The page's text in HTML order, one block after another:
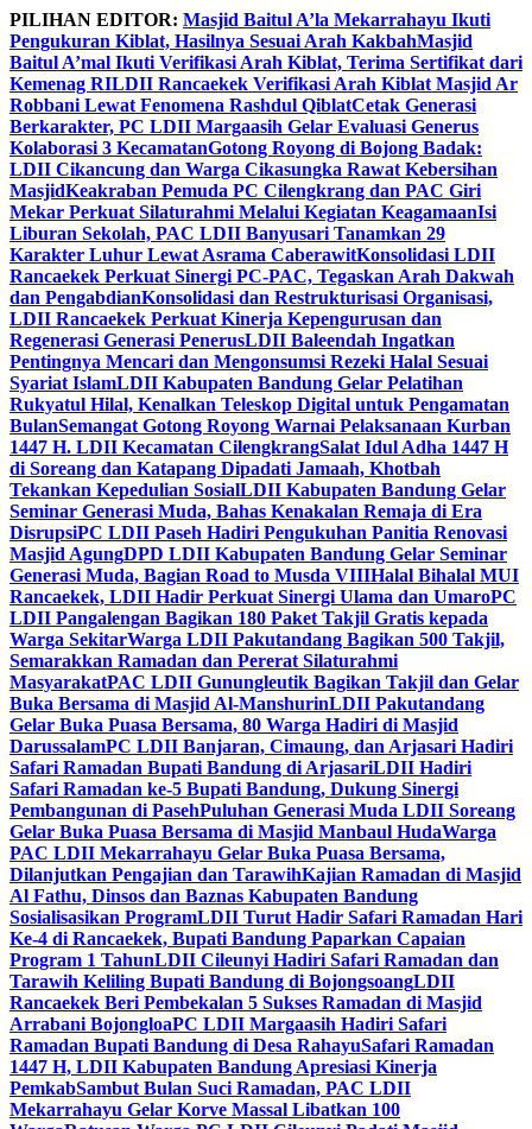
Skip
to
content
PILIHAN EDITOR: Masjid Baitul A’la Mekarrahayu Ikuti
Pengukuran Kiblat, Hasilnya Sesuai Arah KakbahMasjid
Baitul A’mal Ikuti Verifikasi Arah Kiblat, Terima Sertifikat dari
Kemenag RILDII Rancaekek Verifikasi Arah Kiblat Masjid Ar
Robbani Lewat Fenomena Rashdul QiblatCetak Generasi
Berkarakter, PC LDII Margaasih Gelar Evaluasi Generus
Kolaborasi 3 KecamatanGotong Royong di Bojong Badak:
LDII Cikancung dan Warga Cikasungka Rawat Kebersihan
MasjidKeakraban Pemuda PC Cilengkrang dan PAC Giri
Mekar Perkuat Silaturahmi Melalui Kegiatan KeagamaanIsi
Liburan Sekolah, PAC LDII Banyusari Tanamkan 29
Karakter Luhur Lewat Asrama CaberawitKonsolidasi LDII
Rancaekek Perkuat Sinergi PC-PAC, Tegaskan Arah Dakwah
dan PengabdianKonsolidasi dan Restrukturisasi Organisasi,
LDII Rancaekek Perkuat Kinerja Kepengurusan dan
Regenerasi Generasi PenerusLDII Baleendah Ingatkan
Pentingnya Mencari dan Mengonsumsi Rezeki Halal Sesuai
Syariat IslamLDII Kabupaten Bandung Gelar Pelatihan
Rukyatul Hilal, Kenalkan Teleskop Digital untuk Pengamatan
BulanSemangat Gotong Royong Warnai Pelaksanaan Kurban
1447 H. LDII Kecamatan CilengkrangSalat Idul Adha 1447 H
di Soreang dan Katapang Dipadati Jamaah, Khotbah
Tekankan Kepedulian SosialLDII Kabupaten Bandung Gelar
Seminar Generasi Muda, Bahas Kenakalan Remaja di Era
DisrupsiPC LDII Paseh Hadiri Pengukuhan Panitia Renovasi
Masjid AgungDPD LDII Kabupaten Bandung Gelar Seminar
Generasi Muda, Bagian Road to Musda VIIIHalal Bihalal MUI
Rancaekek, LDII Hadir Perkuat Sinergi Ulama dan UmaroPC
LDII Pangalengan Bagikan 180 Paket Takjil Gratis kepada
Warga SekitarWarga LDII Pakutandang Bagikan 500 Takjil,
Semarakkan Ramadan dan Pererat Silaturahmi
MasyarakatPAC LDII Gunungleutik Bagikan Takjil dan Gelar
Buka Bersama di Masjid Al-ManshurinLDII Pakutandang
Gelar Buka Puasa Bersama, 80 Warga Hadiri di Masjid
DarussalamPC LDII Banjaran, Cimaung, dan Arjasari Hadiri
Safari Ramadan Bupati Bandung di ArjasariLDII Hadiri
Safari Ramadan ke-5 Bupati Bandung, Dukung Sinergi
Pembangunan di PasehPuluhan Generasi Muda LDII Soreang
Gelar Buka Puasa Bersama di Masjid Manbaul HudaWarga
PAC LDII Mekarrahayu Gelar Buka Puasa Bersama,
Dilanjutkan Pengajian dan TarawihKajian Ramadan di Masjid
Al Fathu, Dinsos dan Baznas Kabupaten Bandung
Sosialisasikan ProgramLDII Turut Hadir Safari Ramadan Hari
Ke-4 di Rancaekek, Bupati Bandung Paparkan Capaian
Program 1 TahunLDII Cileunyi Hadiri Safari Ramadan dan
Tarawih Keliling Bupati Bandung di BojongsoangLDII
Rancaekek Beri Pembekalan 5 Sukses Ramadan di Masjid
Arrabani BojongloaPC LDII Margaasih Hadiri Safari
Ramadan Bupati Bandung di Desa RahayuSafari Ramadan
1447 H, LDII Kabupaten Bandung Apresiasi Kinerja
PemkabSambut Bulan Suci Ramadan, PAC LDII
Mekarrahayu Gelar Korve Massal Libatkan 100